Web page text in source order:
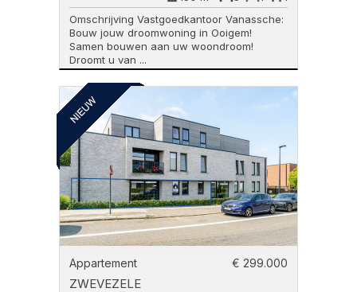
Omschrijving Vastgoedkantoor Vanassche:
Bouw jouw droomwoning in Ooigem!
Samen bouwen aan uw woondroom!
Droomt u van ...
Appartement € 299.000
ZWEVEZELE